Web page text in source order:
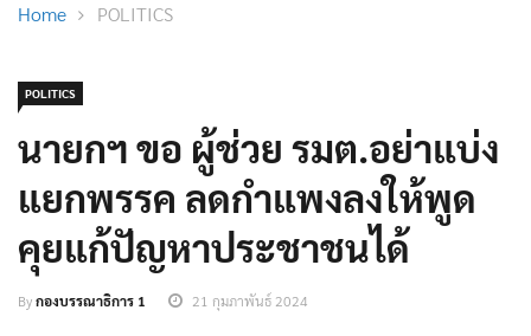
Home POLITICS
POLITICS
นายกฯ ขอ ผู้ช่วย รมต.อย่าแบ่ง
แยกพรรค ลดกำแพงลงให้พูด
คุยแก้ปัญหาประชาชนได้
Byกองบรรณาธิการ 1 21 กุมภาพันธ์ 2024